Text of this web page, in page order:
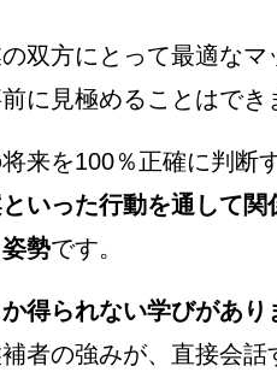
双方にとって最適な
に見極めることはでき
来を100％正確に判断
いった行動を通して関
勢です。
得られない学びがあり
者の強みが、直接会話